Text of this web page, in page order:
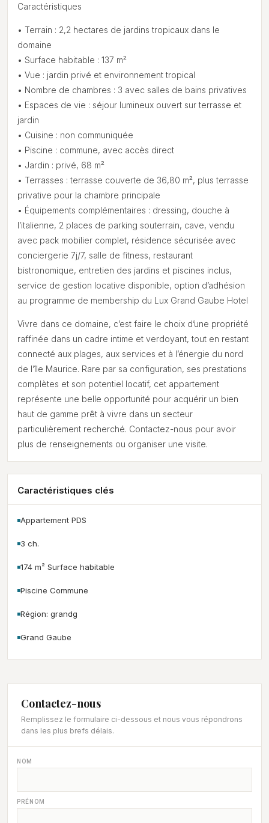
Caractéristiques
• Terrain : 2,2 hectares de jardins tropicaux dans le
domaine
• Surface habitable : 137 m²
• Vue : jardin privé et environnement tropical
• Nombre de chambres : 3 avec salles de bains privatives
• Espaces de vie : séjour lumineux ouvert sur terrasse et
jardin
• Cuisine : non communiquée
• Piscine : commune, avec accès direct
• Jardin : privé, 68 m²
• Terrasses : terrasse couverte de 36,80 m², plus terrasse
privative pour la chambre principale
• Équipements complémentaires : dressing, douche à
l’italienne, 2 places de parking souterrain, cave, vendu
avec pack mobilier complet, résidence sécurisée avec
conciergerie 7j/7, salle de fitness, restaurant
bistronomique, entretien des jardins et piscines inclus,
service de gestion locative disponible, option d’adhésion
au programme de membership du Lux Grand Gaube Hotel
Vivre dans ce domaine, c’est faire le choix d’une propriété
raffinée dans un cadre intime et verdoyant, tout en restant
connecté aux plages, aux services et à l’énergie du nord
de l’île Maurice. Rare par sa configuration, ses prestations
complètes et son potentiel locatif, cet appartement
représente une belle opportunité pour acquérir un bien
haut de gamme prêt à vivre dans un secteur
particulièrement recherché. Contactez-nous pour avoir
plus de renseignements ou organiser une visite.
Caractéristiques clés
Appartement PDS
3 ch.
174 m² Surface habitable
Piscine Commune
Région: grandg
Grand Gaube
Contactez-nous
Remplissez le formulaire ci-dessous et nous vous répondrons
dans les plus brefs délais.
NOM
PRÉNOM